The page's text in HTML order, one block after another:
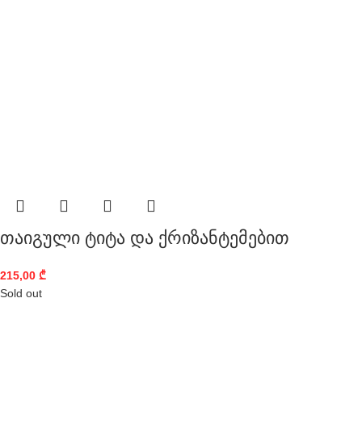
თაიგული ტიტა და ქრიზანტემებით
215,00 ₾
Sold out